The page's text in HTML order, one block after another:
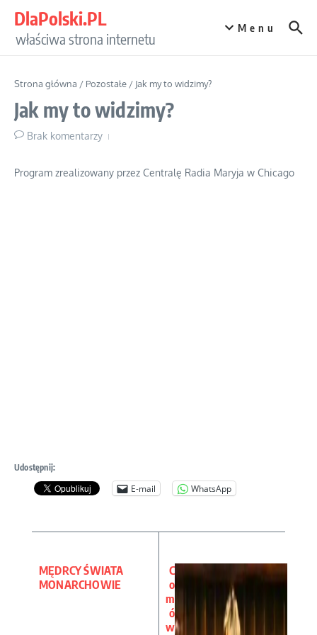
DlaPolski.PL
właściwa strona internetu
Menu
Strona główna / Pozostałe / Jak my to widzimy?
Jak my to widzimy?
Brak komentarzy
Program zrealizowany przez Centralę Radia Maryja w Chicago
Udostępnij:
E-mail WhatsApp
MĘDRCY ŚWIATA
MONARCHOWIE
C
o
m
ó
w